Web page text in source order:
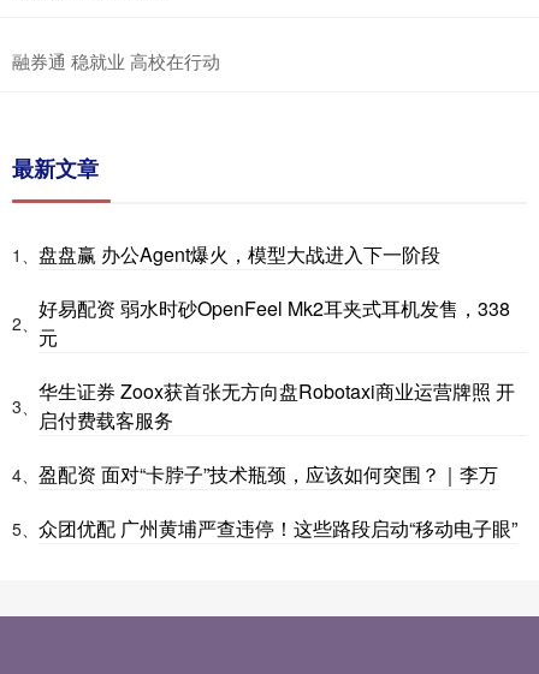
融券通 稳就业 高校在行动
最新文章
1、 盘盘赢 办公Agent爆火，模型大战进入下一阶段
2、
好易配资 弱水时砂OpenFeel Mk2耳夹式耳机发售，338
元
3、
华生证券 Zoox获首张无方向盘Robotaxi商业运营牌照 开
启付费载客服务
4、 盈配资 面对“卡脖子”技术瓶颈，应该如何突围？｜李万
5、 众团优配 广州黄埔严查违停！这些路段启动“移动电子眼”